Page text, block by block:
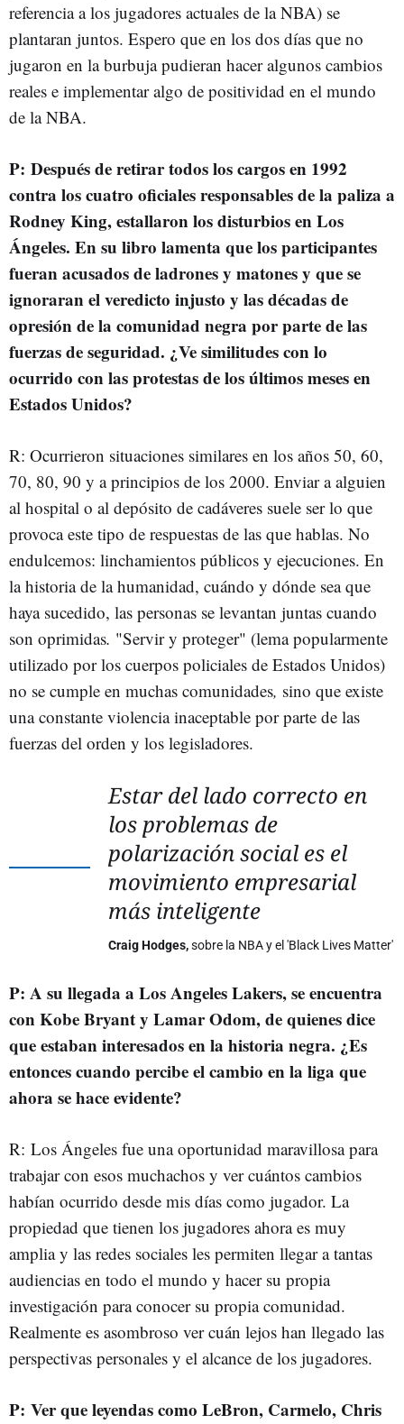
referencia a los jugadores actuales de la NBA) se
plantaran juntos. Espero que en los dos días que no
jugaron en la burbuja pudieran hacer algunos cambios
reales e implementar algo de positividad en el mundo
de la NBA.
P: Después de retirar todos los cargos en 1992
contra los cuatro oficiales responsables de la paliza a
Rodney King, estallaron los disturbios en Los
Ángeles. En su libro lamenta que los participantes
fueran acusados de ladrones y matones y que se
ignoraran el veredicto injusto y las décadas de
opresión de la comunidad negra por parte de las
fuerzas de seguridad. ¿Ve similitudes con lo
ocurrido con las protestas de los últimos meses en
Estados Unidos?
R: Ocurrieron situaciones similares en los años 50, 60,
70, 80, 90 y a principios de los 2000. Enviar a alguien
al hospital o al depósito de cadáveres suele ser lo que
provoca este tipo de respuestas de las que hablas. No
endulcemos: linchamientos públicos y ejecuciones. En
la historia de la humanidad, cuándo y dónde sea que
haya sucedido, las personas se levantan juntas cuando
son oprimidas. "Servir y proteger" (lema popularmente
utilizado por los cuerpos policiales de Estados Unidos)
no se cumple en muchas comunidades, sino que existe
una constante violencia inaceptable por parte de las
fuerzas del orden y los legisladores.
Estar del lado correcto en
los problemas de
polarización social es el
movimiento empresarial
más inteligente
Craig Hodges,sobre la NBA y el 'Black Lives Matter'
P: A su llegada a Los Angeles Lakers, se encuentra
con Kobe Bryant y Lamar Odom, de quienes dice
que estaban interesados en la historia negra. ¿Es
entonces cuando percibe el cambio en la liga que
ahora se hace evidente?
R: Los Ángeles fue una oportunidad maravillosa para
trabajar con esos muchachos y ver cuántos cambios
habían ocurrido desde mis días como jugador. La
propiedad que tienen los jugadores ahora es muy
amplia y las redes sociales les permiten llegar a tantas
audiencias en todo el mundo y hacer su propia
investigación para conocer su propia comunidad.
Realmente es asombroso ver cuán lejos han llegado las
perspectivas personales y el alcance de los jugadores.
P: Ver que leyendas como LeBron, Carmelo, Chris